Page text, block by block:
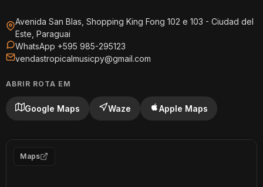
Avenida San Blas, Shopping King Fong 102 e 103 - Ciudad del
Este, Paraguai
WhatsApp +595 985-295123
vendastropicalmusicpy@gmail.com
ABRIR ROTA EM
Google Maps Waze Apple Maps
Maps